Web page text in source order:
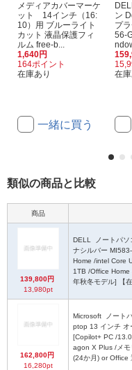
メディアカバーマーケ
ット 14インチ（16:
10）用 ブルーライト
カット 液晶保護フィ
ルム free-b...
1,640円
164ポイント
在庫あり
一緒に買う
ン
プ
56-
在庫
類似の商品と比較
商品
139,800円
13,980pt
DELL
ナシルバー
Home /intel Core
1TB /Office
年秋冬モデル] 【在
162,800円
16,280pt
Microsoft
ptop 13 インチ オ
[Copilot+ PC /
agon X Plus /メ
(24か月) or Office